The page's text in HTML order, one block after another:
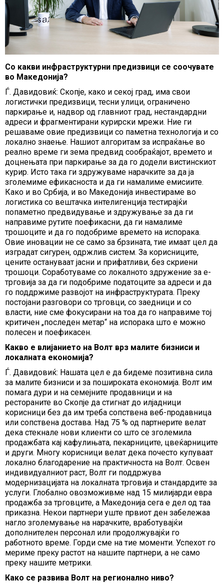
Со какви инфраструктурни предизвици се соочувате
во Македонија?
Ѓ. Давидовиќ: Скопје, како и секој град, има свои
логистички предизвици, тесни улици, ограничено
паркирање и, надвор од главниот град, нестандардни
адреси и фрагментирани курирски мрежи. Ние ги
решаваме овие предизвици со паметна технологија и со
локално знаење. Нашиот алгоритам за испраќање во
реално време ги зема предвид сообраќајот, времето и
доцнењата при паркирање за да го додели вистинскиот
курир. Исто така ги здружуваме нарачките за да ја
зголемиме ефикасноста и да ги намалиме емисиите.
Како и во Србија, и во Македонија инвестираме во
логистика со вештачка интелигенција тестирајќи
попаметно предвидување и здружување за да ги
направиме рутите поефикасни, да ги намалиме
трошоците и да го подобриме времето на испорака.
Овие иновации не се само за брзината, тие имаат цел да
изградат сигурен, одржлив систем. За корисниците,
цените остануваат јасни и прифатливи, без скриени
трошоци. Соработуваме со локалното здружение за е-
трговија за да ги подобриме податоците за адреси и да
го поддржиме развојот на инфраструктурата. Преку
постојани разговори со трговци, со заедници и со
власти, ние сме фокусирани на тоа да го направиме тој
критичен „последен метар“ на испорака што е можно
полесен и поефикасен.
Какво е влијанието на Волт врз малите бизниси и
локалната економија?
Ѓ. Давидовиќ: Нашата цел е да бидеме позитивна сила
за малите бизниси и за пошироката економија. Волт им
помага дури и на семејните продавници и на
рестораните во Скопје да стигнат до илјадници
корисници без да им треба сопствена веб-продавница
или сопствена достава. Над 75 % од партнерите велат
дека стекнале нови клиенти со што се зголемила
продажбата кај кафулињата, пекарниците, цвеќарниците
и други. Многу корисници велат дека почесто купуваат
локално благодарение на практичноста на Волт. Освен
индивидуалниот раст, Волт ги поддржува
модернизацијата на локалната трговија и стандардите за
услуги. Глобално овозможивме над 15 милијарди евра
продажба за трговците, а Македонија сега е дел од таа
приказна. Некои партнери уште првиот ден забележаа
нагло зголемување на нарачките, вработувајќи
дополнителен персонал или продолжувајќи го
работното време. Горди сме на тие моменти. Успехот го
мериме преку растот на нашите партнери, а не само
преку нашите метрики.
Како се развива Волт на регионално ниво?